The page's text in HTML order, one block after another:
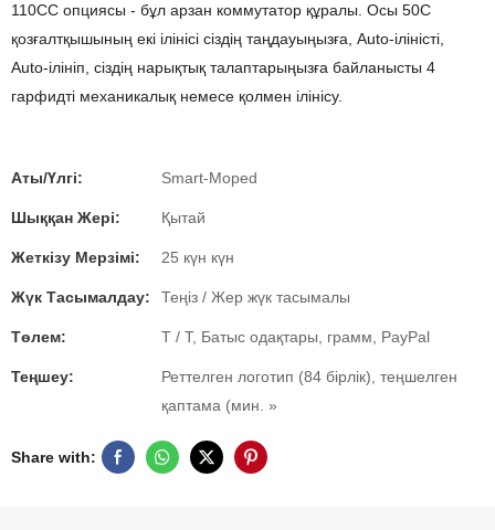
110CC опциясы - бұл арзан коммутатор құралы. Осы 50С
қозғалтқышының екі ілінісі сіздің таңдауыңызға, Auto-іліністі,
Auto-ілініп, сіздің нарықтық талаптарыңызға байланысты 4
гарфидті механикалық немесе қолмен ілінісу.
Аты/Үлгі: Smart-Moped
Шыққан Жері: Қытай
Жеткізу Мерзімі: 25 күн күн
Жүк Тасымалдау: Теңіз / Жер жүк тасымалы
Төлем: T / T, Батыс одақтары, грамм, PayPal
Теңшеу:
Реттелген логотип (84 бірлік), теңшелген
қаптама (мин. »
Share with: